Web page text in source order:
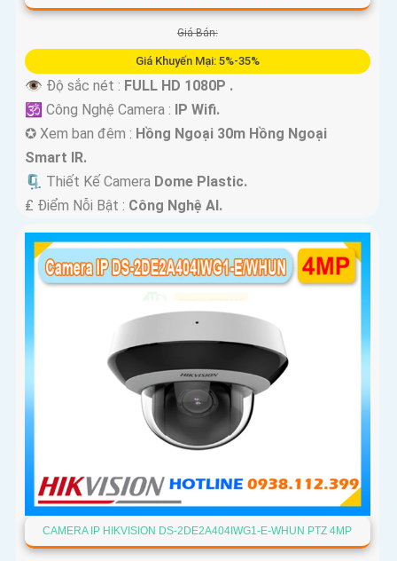
Giá Bán:
Giá Khuyến Mại: 5%-35%
👁 Độ sắc nét : FULL HD 1080P .
🕉️ Công Nghệ Camera : IP Wifi.
✪ Xem ban đêm : Hồng Ngoại 30m Hồng Ngoại
Smart IR.
🗜️ Thiết Kế Camera Dome Plastic.
️₤ Điểm Nỗi Bật : Công Nghệ AI.
CAMERA IP HIKVISION DS-2DE2A404IWG1-E-WHUN PTZ 4MP